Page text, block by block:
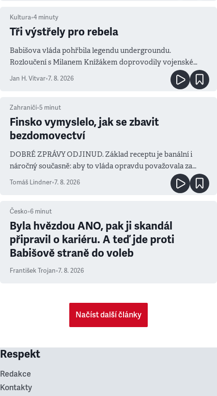
Kultura•4 minuty
Tři výstřely pro rebela
Babišova vláda pohřbila legendu undergroundu.
Rozloučení s Milanem Knížákem doprovodily vojenské
salvy i kritika pokrokářů
Jan H. Vitvar•7. 8. 2026
Zahraničí•5 minut
Finsko vymyslelo, jak se zbavit
bezdomovectví
DOBRÉ ZPRÁVY ODJINUD. Základ receptu je banální i
náročný současně: aby to vláda opravdu považovala za
prioritu
Tomáš Lindner•7. 8. 2026
Česko•6 minut
Byla hvězdou ANO, pak ji skandál
připravil o kariéru. A teď jde proti
Babišově straně do voleb
František Trojan•7. 8. 2026
Načíst další články
Respekt
Redakce
Kontakty